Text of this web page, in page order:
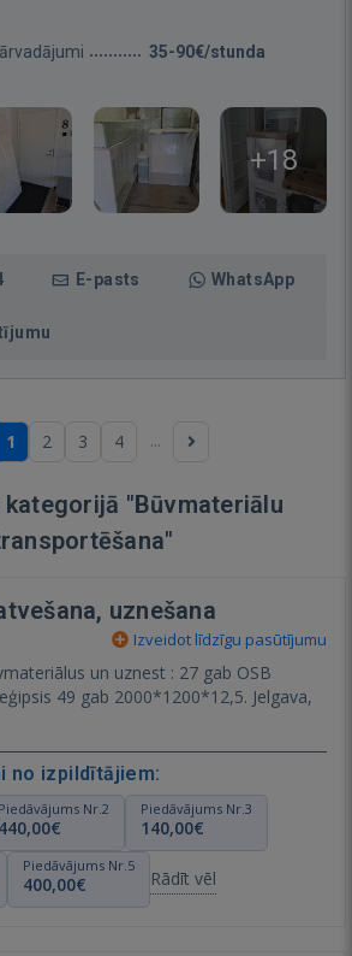
35-90€/stunda
+18
E-pasts WhatsApp
1 2 3 4 ...
kategorijā "Būvmateriālu
uznešana
Izveidot līdzīgu pasūtījumu
: 27 gab OSB
49 gab 2000*1200*12,5. Jelgava,
no izpildītājiem:
Piedāvājums Nr.2
440,00€
Piedāvājums Nr.3
140,00€
Piedāvājums Nr.5
400,00€ Rādīt vēl